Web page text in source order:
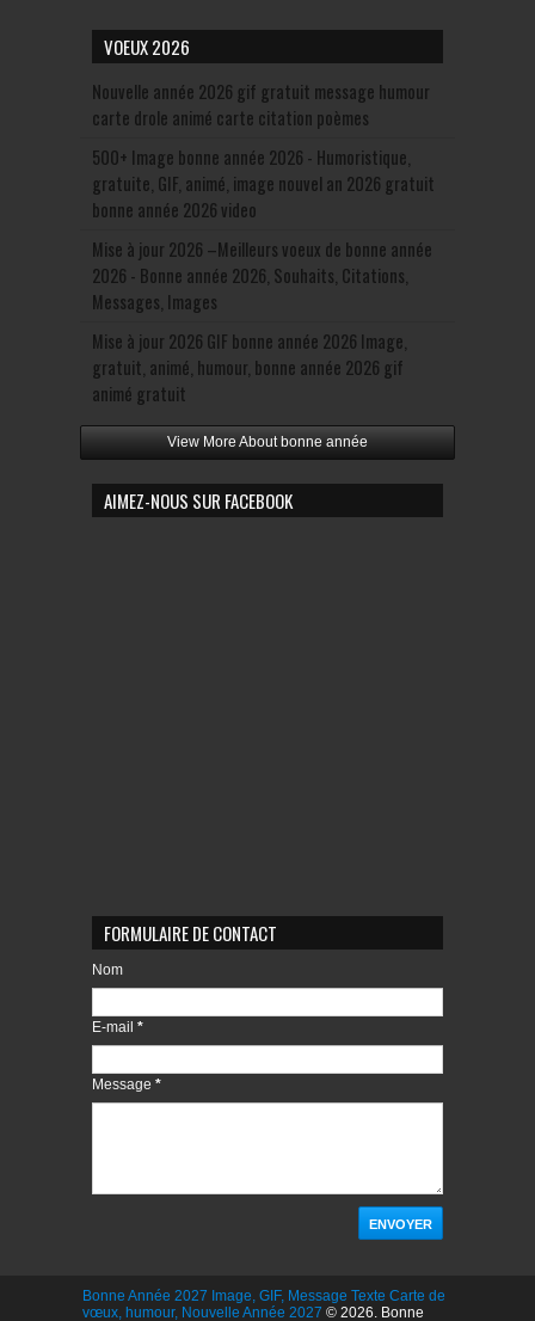
VOEUX 2026
Nouvelle année 2026 gif gratuit message humour
carte drole animé carte citation poèmes
500+ Image bonne année 2026 - Humoristique,
gratuite, GIF, animé, image nouvel an 2026 gratuit
bonne année 2026 video
Mise à jour 2026 –Meilleurs voeux de bonne année
2026 - Bonne année 2026, Souhaits, Citations,
Messages, Images
Mise à jour 2026 GIF bonne année 2026 Image,
gratuit, animé, humour, bonne année 2026 gif
animé gratuit
View More About bonne année
AIMEZ-NOUS SUR FACEBOOK
FORMULAIRE DE CONTACT
Nom
E-mail *
Message *
Bonne Année 2027 Image, GIF, Message Texte Carte de
vœux, humour, Nouvelle Année 2027 © 2026. Bonne